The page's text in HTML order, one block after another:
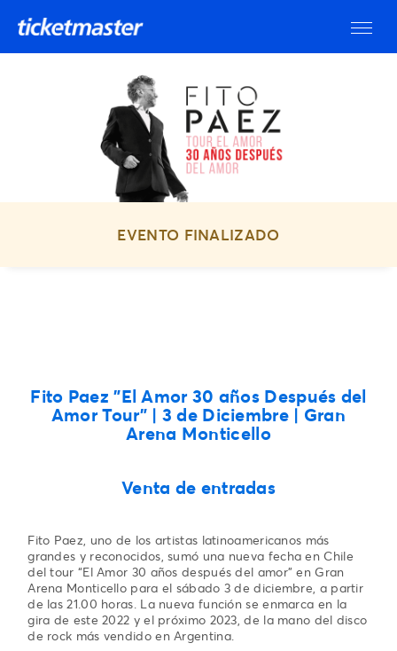
EVENTO FINALIZADO
Fito Paez "El Amor 30 años Después del
Amor Tour" | 3 de Diciembre | Gran
Arena Monticello
Venta de entradas
Fito Paez, uno de los artistas latinoamericanos más
grandes y reconocidos, sumó una nueva fecha en Chile
del tour “El Amor 30 años después del amor” en Gran
Arena Monticello para el sábado 3 de diciembre, a partir
de las 21.00 horas. La nueva función se enmarca en la
gira de este 2022 y el próximo 2023, de la mano del disco
de rock más vendido en Argentina.